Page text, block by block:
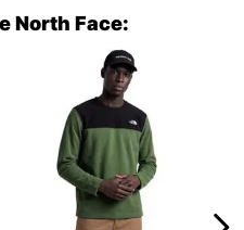
North Face: